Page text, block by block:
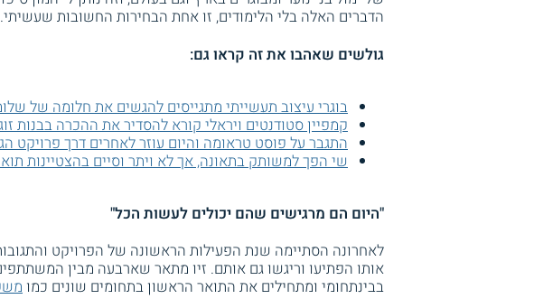
הדברים האלה בלי הלימודים, זו אחת הבחירות החשובות
גולשים שאהבו את זה קראו גם:
בוגרי עיצוב תעשייתי מתגייסים להגשים את חלומה של
קמפיין סטודנטים ויראלי קורא להסדיר את ההכרה בבנות
התגבר על פוסט טראומה והיום עוזר לאחרים דרך פרויקט
שי הפך למשותק בתאונה, אך לא ויתר וסיים בהצטיינות
"היום הם מרגישים שהם יכולים לעשות הכל"
לאחרונה הסתיימה שנת הפעילות הראשונה של הפרויקט
אותו הפתיעו וריגשו גם אותם. זיו מתאר שארבעה מבין
בבינתחומי ומתחילים את התואר הראשון בתחומים שונים כמו